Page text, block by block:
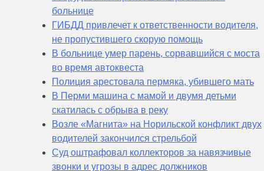
больнице
ГИБДД привлечет к ответственности водителя,
не пропустившего скорую помощь
В больнице умер парень, сорвавшийся с моста
во время автоквеста
Полиция арестовала пермяка, убившего мать
В Перми машина с мамой и двумя детьми
скатилась с обрыва в реку
Возле «Магнита» на Норильской конфликт двух
водителей закончился стрельбой
Суд оштрафовал коллекторов за навязчивые
звонки и угрозы в адрес должников